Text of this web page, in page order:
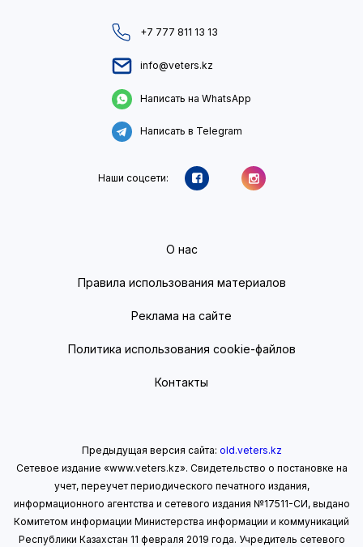
+7 777 811 13 13
info@veters.kz
Написать на WhatsApp
Написать в Telegram
Наши соцсети:
О нас
Правила использования материалов
Реклама на сайте
Политика использования cookie-файлов
Контакты
Предыдущая версия сайта: old.veters.kz
Сетевое издание «www.veters.kz». Свидетельство о постановке на
учет, переучет периодического печатного издания,
информационного агентства и сетевого издания №17511-СИ, выдано
Комитетом информации Министерства информации и коммуникаций
Республики Казахстан 11 февраля 2019 года. Учредитель сетевого